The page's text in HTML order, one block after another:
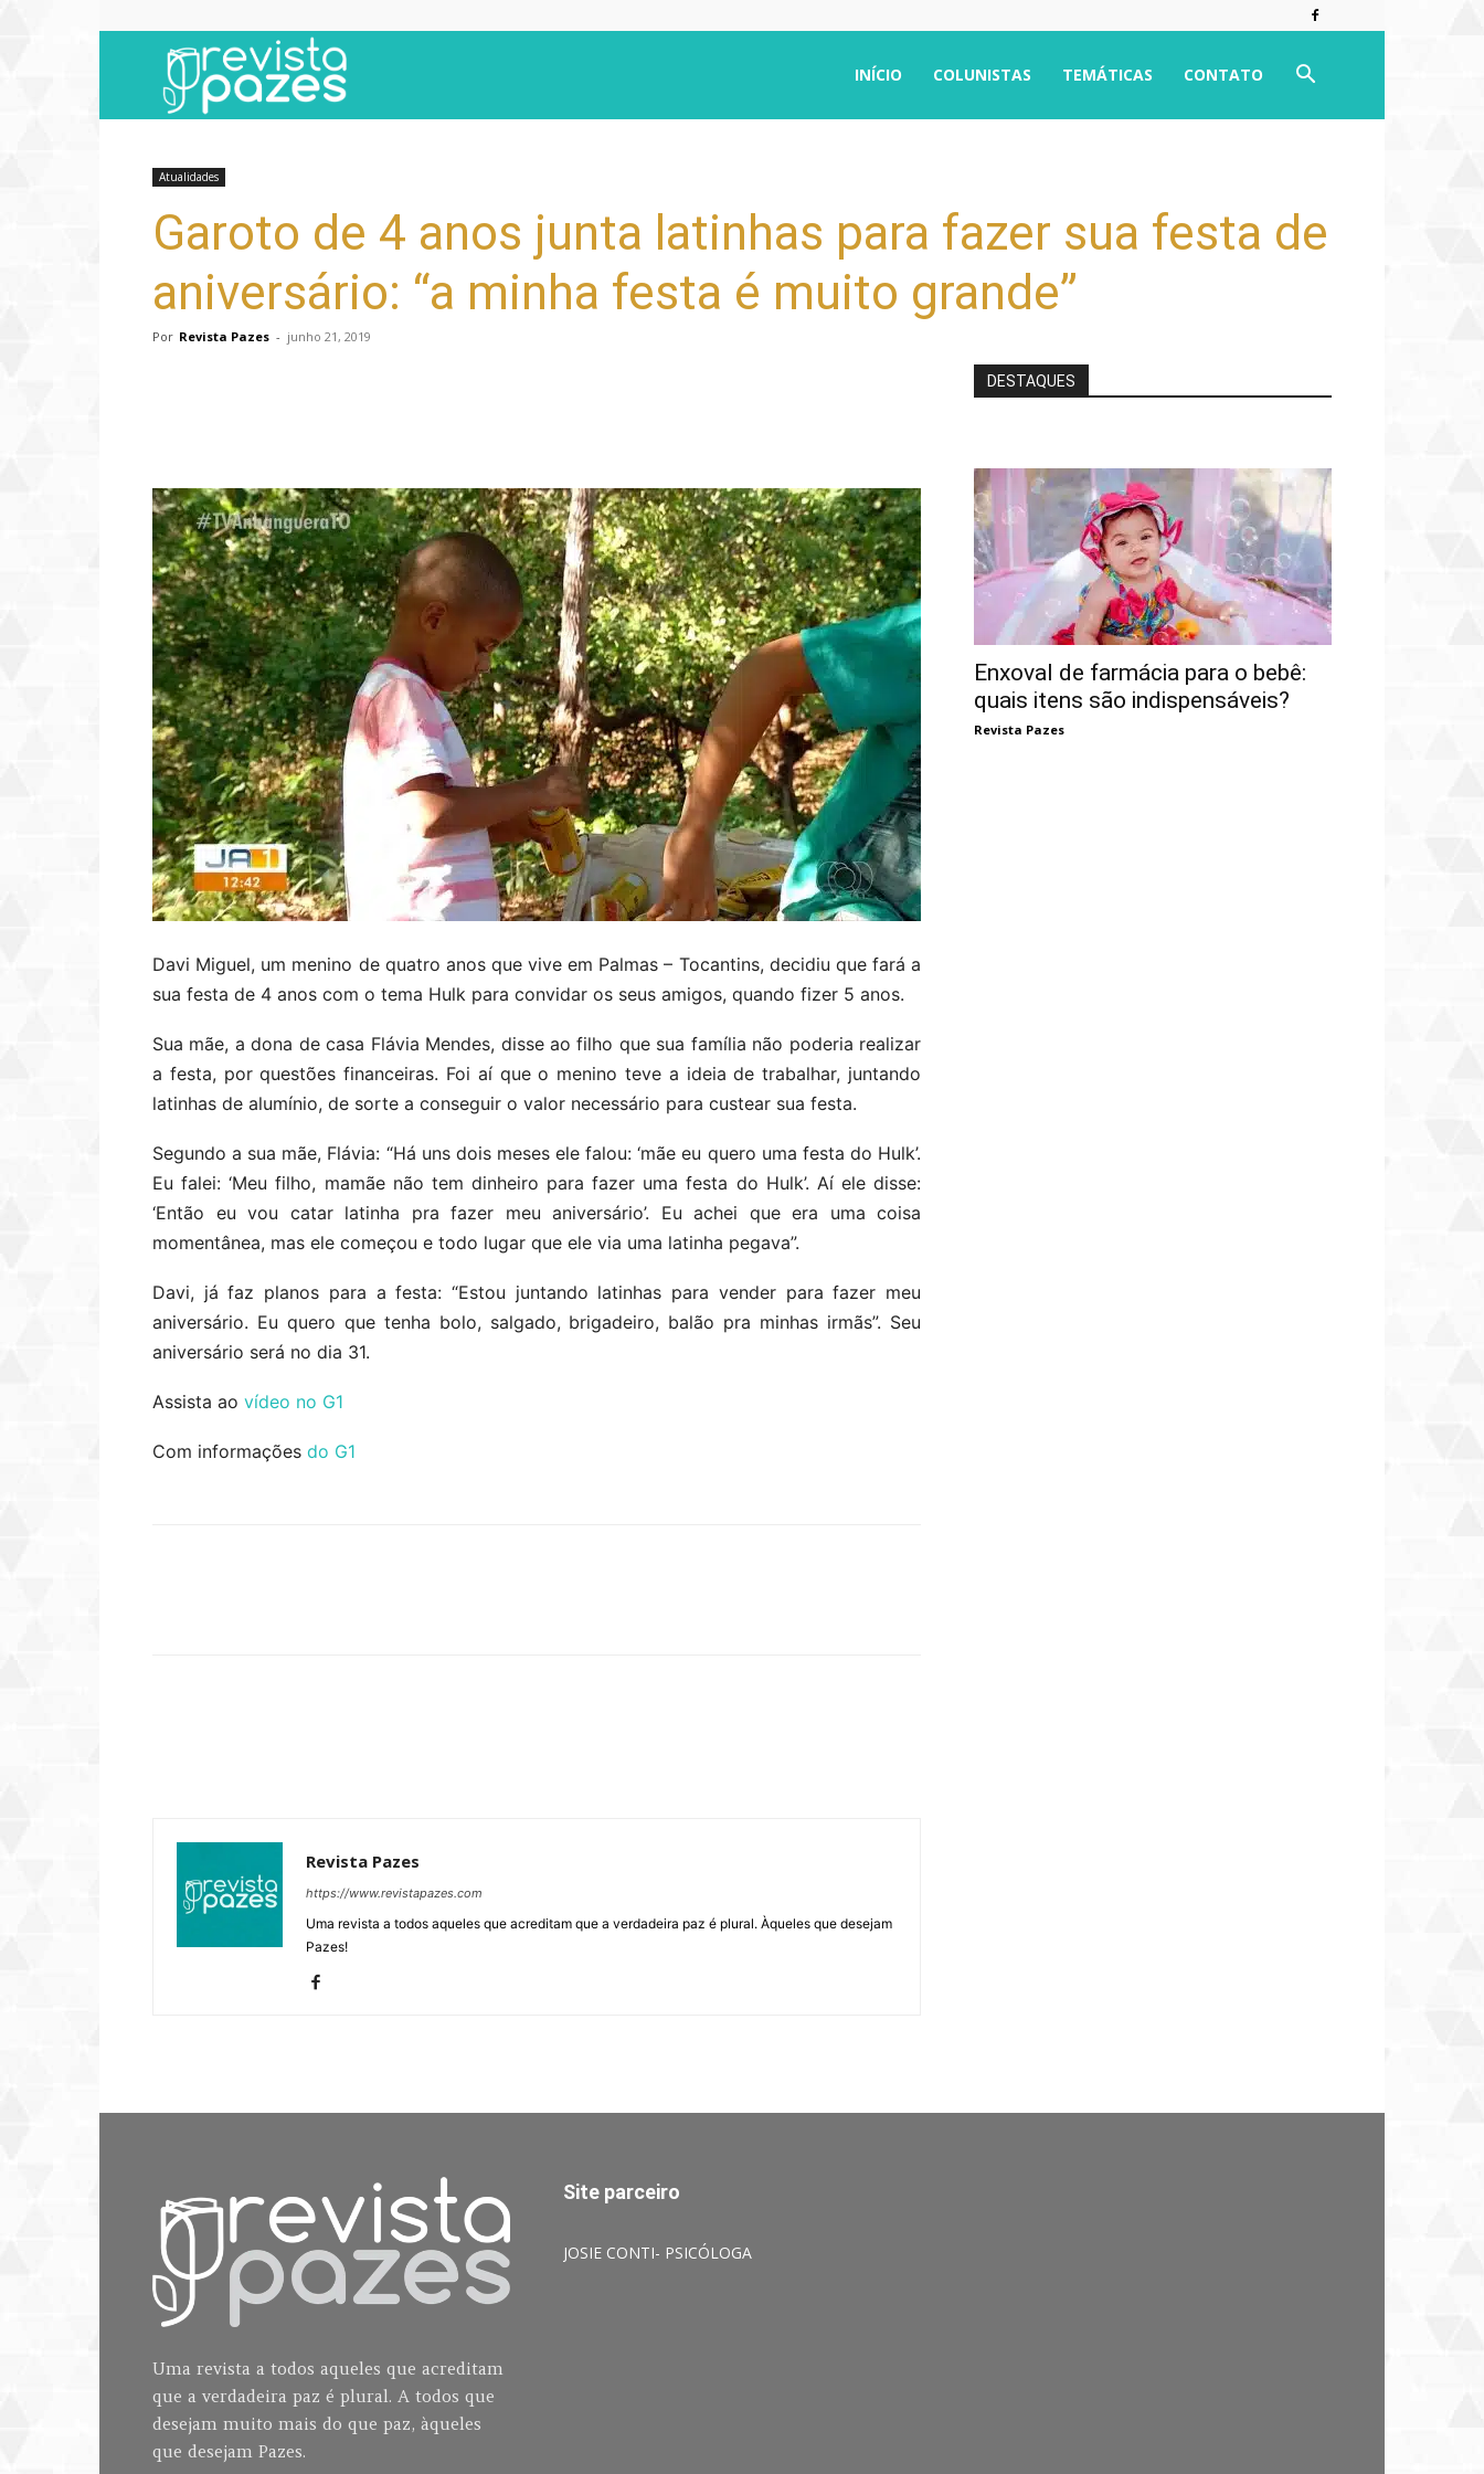
INÍCIO COLUNISTAS TEMÁTICAS CONTATO
Atualidades
Garoto de 4 anos junta latinhas para fazer sua festa de
aniversário: “a minha festa é muito grande”
Por Revista Pazes - junho 21, 2019
Davi Miguel, um menino de quatro anos que vive em Palmas – Tocantins, decidiu que fará a
sua festa de 4 anos com o tema Hulk para convidar os seus amigos, quando fizer 5 anos.
Sua mãe, a dona de casa Flávia Mendes, disse ao filho que sua família não poderia realizar
a festa, por questões financeiras. Foi aí que o menino teve a ideia de trabalhar, juntando
latinhas de alumínio, de sorte a conseguir o valor necessário para custear sua festa.
Segundo a sua mãe, Flávia: “Há uns dois meses ele falou: ‘mãe eu quero uma festa do Hulk’.
Eu falei: ‘Meu filho, mamãe não tem dinheiro para fazer uma festa do Hulk’. Aí ele disse:
‘Então eu vou catar latinha pra fazer meu aniversário’. Eu achei que era uma coisa
momentânea, mas ele começou e todo lugar que ele via uma latinha pegava”.
Davi, já faz planos para a festa: “Estou juntando latinhas para vender para fazer meu
aniversário. Eu quero que tenha bolo, salgado, brigadeiro, balão pra minhas irmãs”. Seu
aniversário será no dia 31.
Assista ao vídeo no G1
Com informações do G1
Revista Pazes
https://www.revistapazes.com
Uma revista a todos aqueles que acreditam que a verdadeira paz é plural. Àqueles que desejam
Pazes!
DESTAQUES
Enxoval de farmácia para o bebê:
quais itens são indispensáveis?
Revista Pazes
Uma revista a todos aqueles que acreditam
que a verdadeira paz é plural. A todos que
desejam muito mais do que paz, àqueles
que desejam Pazes.
Site parceiro
JOSIE CONTI- PSICÓLOGA